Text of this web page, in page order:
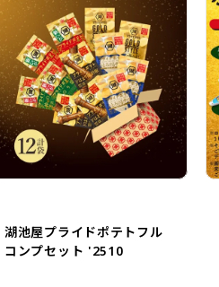
湖池屋プライドポテトフル
コンプセット '2510